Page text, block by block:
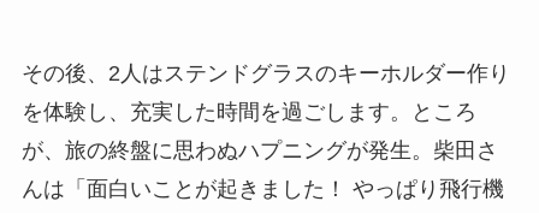
その後、2人はステンドグラスのキーホルダー作り
を体験し、充実した時間を過ごします。ところ
が、旅の終盤に思わぬハプニングが発生。柴田さ
んは「面白いことが起きました！ やっぱり飛行機